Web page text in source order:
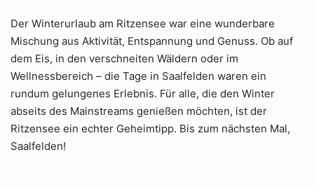
Der Winterurlaub am Ritzensee war eine wunderbare
Mischung aus Aktivität, Entspannung und Genuss. Ob auf
dem Eis, in den verschneiten Wäldern oder im
Wellnessbereich – die Tage in Saalfelden waren ein
rundum gelungenes Erlebnis. Für alle, die den Winter
abseits des Mainstreams genießen möchten, ist der
Ritzensee ein echter Geheimtipp. Bis zum nächsten Mal,
Saalfelden!